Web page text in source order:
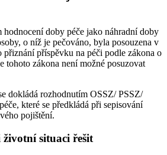
doby péče jako náhradní doby
o níž je pečováno, byla posouzena v
přiznání příspěvku na péči podle zákona o
tohoto zákona není možné posuzovat
dokládá rozhodnutím OSSZ/ PSSZ/
které se předkládá při sepisování
pojištění.
situaci řešit